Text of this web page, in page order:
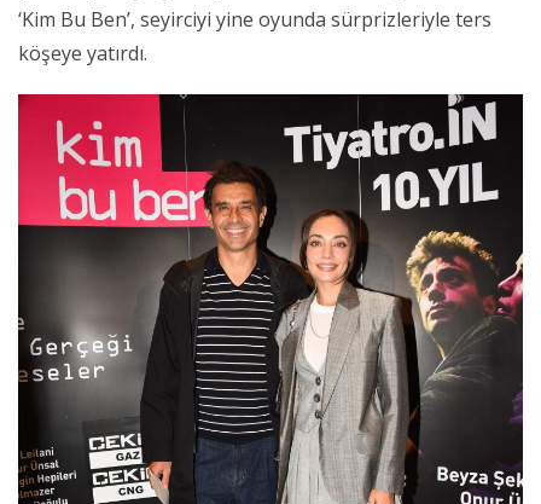
‘Kim Bu Ben’, seyirciyi yine oyunda sürprizleriyle ters
köşeye yatırdı.